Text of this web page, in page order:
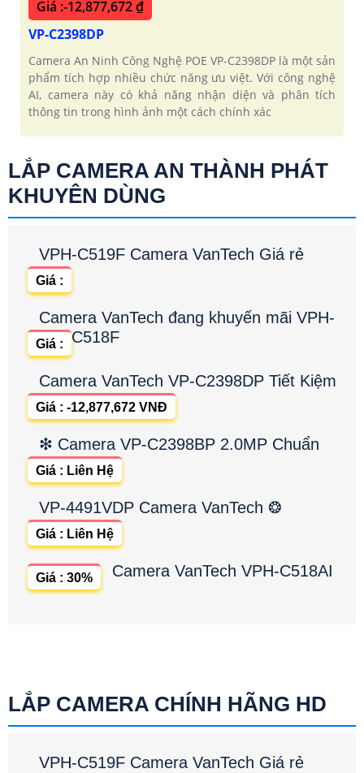
Giá :-12,877,672 ₫
VP-C2398DP
Camera An Ninh Công Nghệ POE VP-C2398DP là một sản
phẩm tích hợp nhiều chức năng ưu việt. Với công nghệ
AI, camera này có khả năng nhận diện và phân tích
thông tin trong hình ảnh một cách chính xác
LẮP CAMERA AN THÀNH PHÁT
KHUYÊN DÙNG
VPH-C519F Camera VanTech Giá rẻ
Giá :
Camera VanTech đang khuyến mãi VPH-
C518F
Giá :
Camera VanTech VP-C2398DP Tiết Kiệm
Giá : -12,877,672 VNĐ
❇ Camera VP-C2398BP 2.0MP Chuẩn
Giá : Liên Hệ
VP-4491VDP Camera VanTech ❂
Giá : Liên Hệ
Camera VanTech VPH-C518AI
Giá : 30%
LẮP CAMERA CHÍNH HÃNG HD
VPH-C519F Camera VanTech Giá rẻ